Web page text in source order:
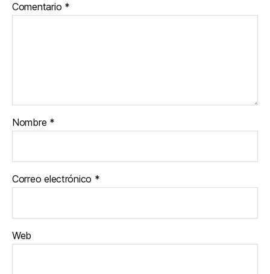
Comentario *
Nombre *
Correo electrónico *
Web